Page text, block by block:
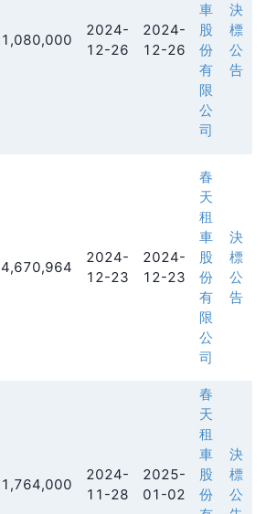
1,080,000
2024-
12-26
2024-
12-26
車
股
份
有
限
公
司
決
標
公
告
4,670,964
2024-
12-23
2024-
12-23
春
天
租
車
股
份
有
限
公
司
決
標
公
告
1,764,000
2024-
11-28
2025-
01-02
春
天
租
車
股
份
決
標
公